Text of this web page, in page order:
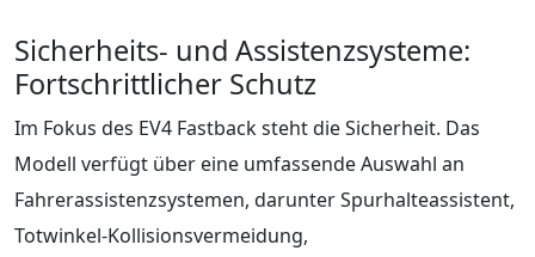
Sicherheits- und Assistenzsysteme:
Fortschrittlicher Schutz
Im Fokus des EV4 Fastback steht die Sicherheit. Das
Modell verfügt über eine umfassende Auswahl an
Fahrerassistenzsystemen, darunter Spurhalteassistent,
Totwinkel-Kollisionsvermeidung,